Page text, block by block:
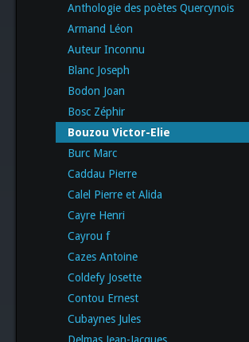
Anthologie des poètes Quercynois
Armand Léon
Auteur Inconnu
Blanc Joseph
Bodon Joan
Bosc Zéphir
Bouzou Victor-Elie
Burc Marc
Caddau Pierre
Calel Pierre et Alida
Cayre Henri
Cayrou f
Cazes Antoine
Coldefy Josette
Contou Ernest
Cubaynes Jules
Delmas Jean-Jacques